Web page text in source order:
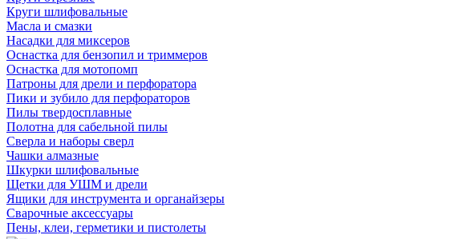
Круги шлифовальные
Масла и смазки
Насадки для миксеров
Оснастка для бензопил и триммеров
Оснастка для мотопомп
Патроны для дрели и перфоратора
Пики и зубило для перфораторов
Пилы твердосплавные
Полотна для сабельной пилы
Сверла и наборы сверл
Чашки алмазные
Шкурки шлифовальные
Щетки для УШМ и дрели
Ящики для инструмента и органайзеры
Сварочные аксессуары
Пены, клеи, герметики и пистолеты